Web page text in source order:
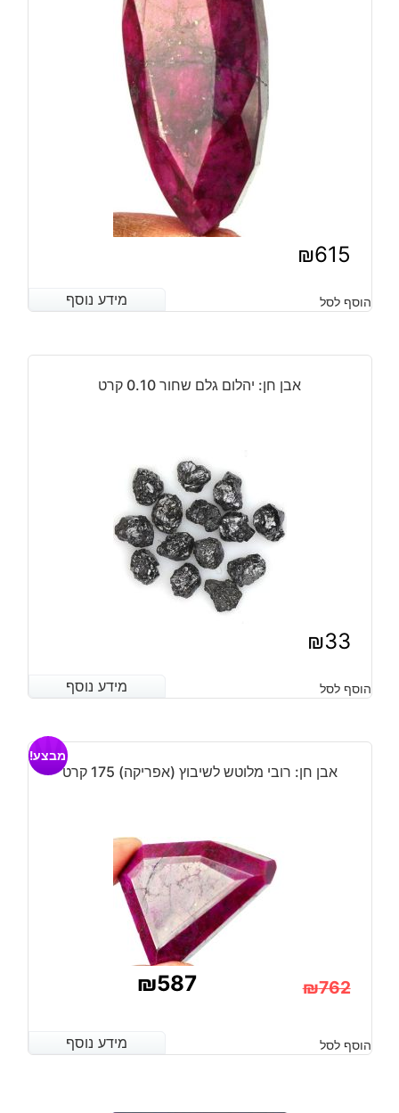
₪615
מידע נוסף הוסף לסל מידע נוסף
אבן חן: יהלום גלם שחור 0.10 קרט
₪33
מידע נוסף הוסף לסל מידע נוסף
אבן חן: רובי מלוטש לשיבוץ (אפריקה) 175 קרט
מבצע!
₪762
המקורי
₪587
הנוכחי
מידע נוסף הוסף לסל מידע נוסף